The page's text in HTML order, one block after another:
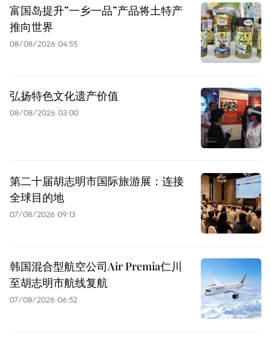
富国岛提升”一乡一品”产品将土特产
推向世界
08/08/2026 04:55
弘扬特色文化遗产价值
08/08/2026 03:00
第二十届胡志明市国际旅游展：连接
全球目的地
07/08/2026 09:13
韩国混合型航空公司Air Premia仁川
至胡志明市航线复航
07/08/2026 06:52